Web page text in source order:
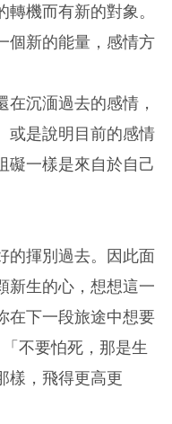
機而有新的對象。
個新的能量，感情方
沉湎過去的感情，
或是說明目前的感情
礙一樣是來自於自己
的揮別過去。因此面
新生的心，想想這一
在下一段旅途中想要
不要怕死，那是生
樣，飛得更高更